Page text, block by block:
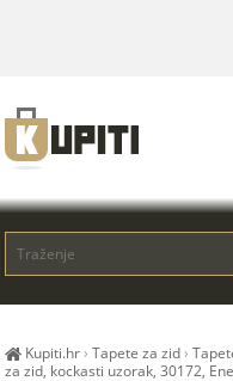
Kupiti.hr›Tapete za zid ›
za zid, kockasti uzorak, 30172,